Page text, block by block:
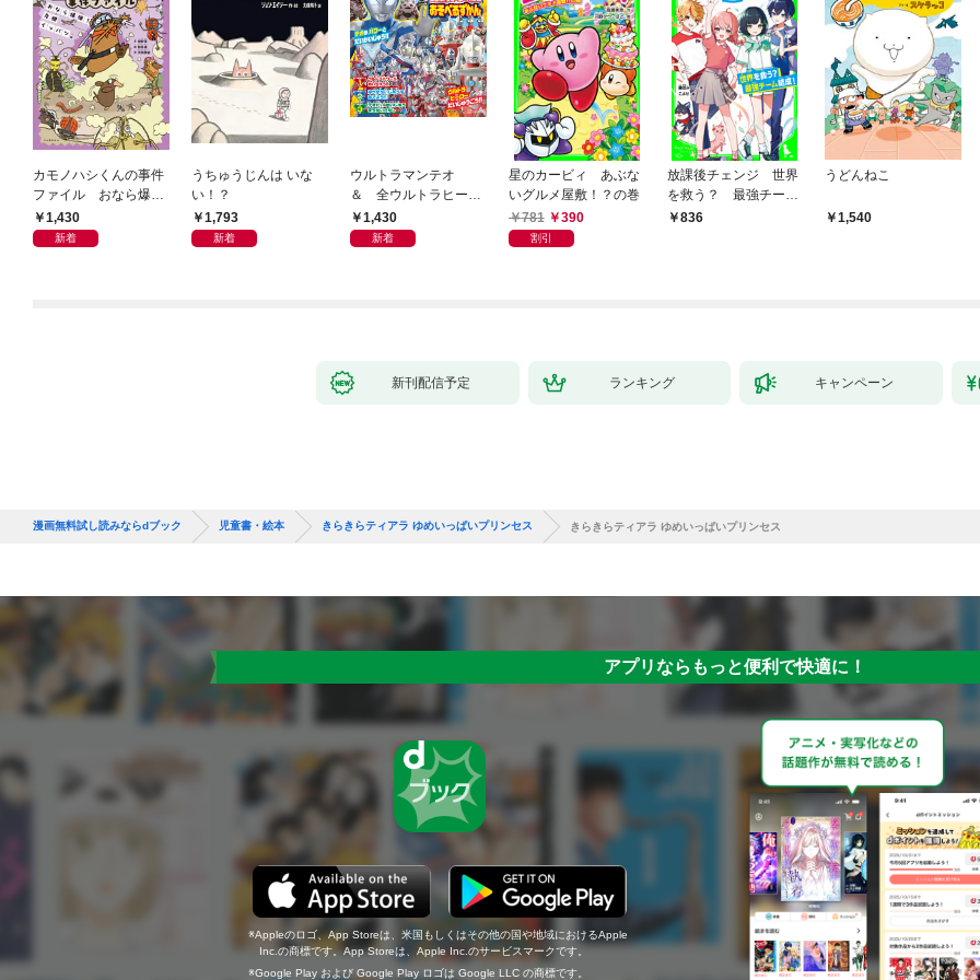
カモノハシくんの事件
ファイル おなら爆
弾！ 危機イッパツ編
1,430
新着
うちゅうじんは いな
い！？
1,793
新着
ウルトラマンテオ
＆ 全ウルトラヒーロ
ー大集合 あそべるず
かん
1,430
新着
星のカービィ あぶな
いグルメ屋敷！？の巻
781
390
割引
放課後チェンジ 世界
を救う？ 最強チーム
結成！
836
うどんねこ
1,540
新刊配信予定 ランキング キャンペーン
漫画無料試し読みならdブック 児童書・絵本 きらきらティアラ ゆめいっぱいプリンセス きらきらティアラ ゆめいっぱいプリンセス
アプリならもっと便利で快適に！
Appleのロゴ、App Storeは、米国もしくはその他の国や地域におけるApple
Inc.の商標です。App Storeは、Apple Inc.のサービスマークです。
Google Play および Google Play ロゴは Google LLC の商標です。